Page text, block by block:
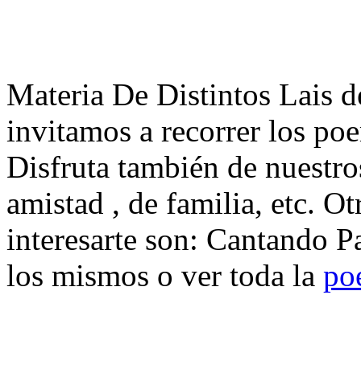
Materia De Distintos Lais
invitamos a recorrer los
Disfruta también de
amistad , de familia, etc.
interesarte son: Cantando
los mismos o ver toda la